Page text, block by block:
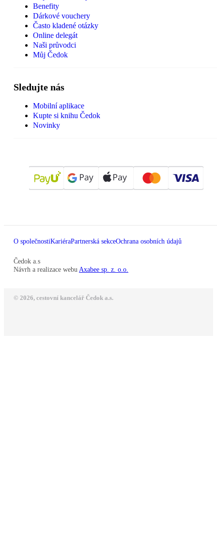
Benefity
Dárkové vouchery
Často kladené otázky
Online delegát
Naši průvodci
Můj Čedok
Sledujte nás
Mobilní aplikace
Kupte si knihu Čedok
Novinky
O společnostiKariéraPartnerská sekceOchrana osobních údajů
Čedok a.s
Návrh a realizace webu Axabee sp. z. o.o.
© 2026, cestovní kancelář Čedok a.s.